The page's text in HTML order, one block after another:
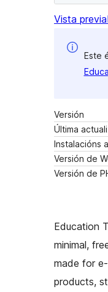
Vista previa
Este
Versión
Última
Instalacións
Versión de
Versión de
Education
minimal,
made for
products,